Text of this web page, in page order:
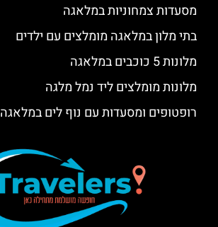
מסעדות צמחוניות במלאגה
בתי מלון במלאגה מומלצים עם ילדים
מלונות 5 כוכבים במלאגה
מלונות מומלצים ליד נמל מלגה
רופטופים ומסעדות עם נוף לים במלאגה